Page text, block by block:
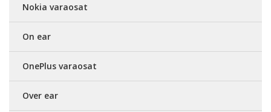
Nokia varaosat
On ear
OnePlus varaosat
Over ear